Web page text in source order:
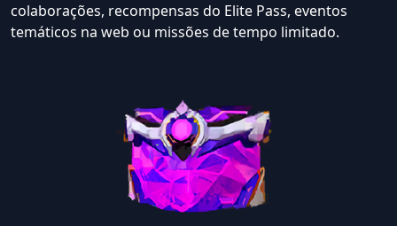
colaborações, recompensas do Elite Pass, eventos
temáticos na web ou missões de tempo limitado.